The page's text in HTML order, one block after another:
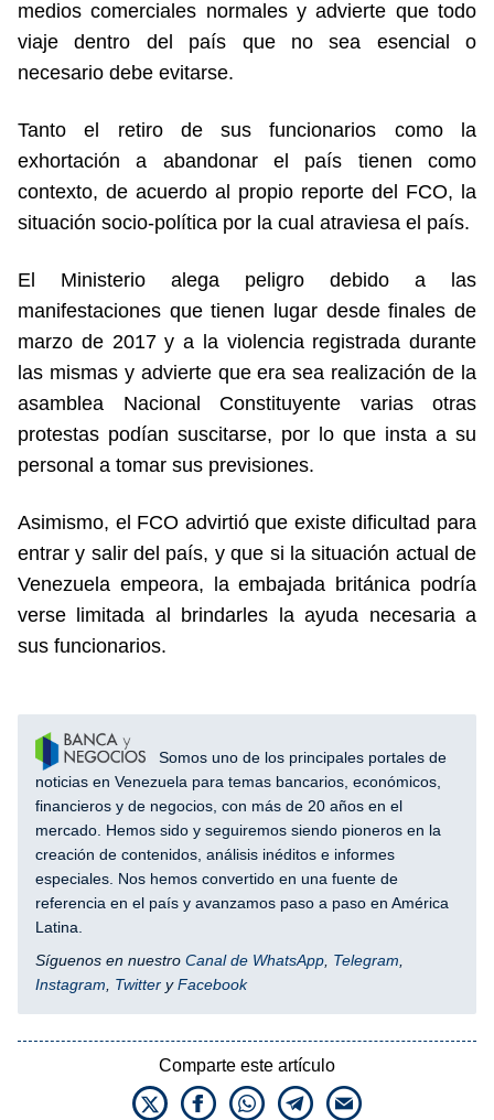
medios comerciales normales y advierte que todo
viaje dentro del país que no sea esencial o
necesario debe evitarse.
Tanto el retiro de sus funcionarios como la
exhortación a abandonar el país tienen como
contexto, de acuerdo al propio reporte del FCO, la
situación socio-política por la cual atraviesa el país.
El Ministerio alega peligro debido a las
manifestaciones que tienen lugar desde finales de
marzo de 2017 y a la violencia registrada durante
las mismas y advierte que era sea realización de la
asamblea Nacional Constituyente varias otras
protestas podían suscitarse, por lo que insta a su
personal a tomar sus previsiones.
Asimismo, el FCO advirtió que existe dificultad para
entrar y salir del país, y que si la situación actual de
Venezuela empeora, la embajada británica podría
verse limitada al brindarles la ayuda necesaria a
sus funcionarios.
Somos uno de los principales portales de
noticias en Venezuela para temas bancarios, económicos,
financieros y de negocios, con más de 20 años en el
mercado. Hemos sido y seguiremos siendo pioneros en la
creación de contenidos, análisis inéditos e informes
especiales. Nos hemos convertido en una fuente de
referencia en el país y avanzamos paso a paso en América
Latina.
Síguenos en nuestro Canal de WhatsApp, Telegram,
Instagram, Twitter yFacebook
Comparte este artículo